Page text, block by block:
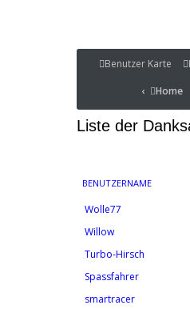
Benutzer Karte
PortalHome
Benutzer Karte
Home
Liste der
BENUTZERNAME
Wolle77
Willow
Turbo-Hirsch
Spassfahrer
smartracer